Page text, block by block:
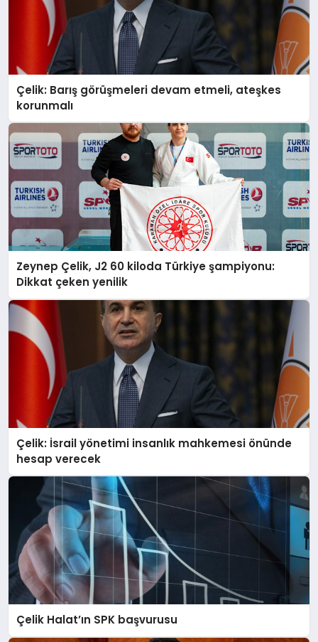
Çelik: Barış görüşmeleri devam etmeli, ateşkes
korunmalı
Zeynep Çelik, J2 60 kiloda Türkiye şampiyonu:
Dikkat çeken yenilik
Çelik: İsrail yönetimi insanlık mahkemesi önünde
hesap verecek
Çelik Halat’ın SPK başvurusu